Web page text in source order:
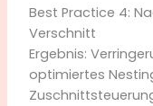
Best Practice 4:
Verschnitt
Ergebnis:
optimiertes